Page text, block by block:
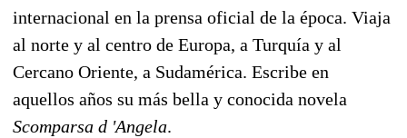
internacional en la prensa oficial de la época. Viaja
al norte y al centro de Europa, a Turquía y al
Cercano Oriente, a Sudamérica. Escribe en
aquellos años su más bella y conocida novela
Scomparsa d 'Angela.